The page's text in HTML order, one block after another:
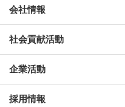
会社情報
社会貢献活動
企業活動
採用情報